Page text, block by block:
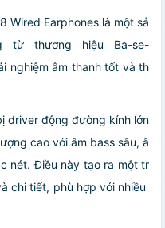
Wired Earphones là một sả
từ thương hiệu Ba-se-
nghiệm âm thanh tốt và th
driver động đường kính lớn
cao với âm bass sâu, â
nét. Điều này tạo ra một tr
chi tiết, phù hợp với nhiều